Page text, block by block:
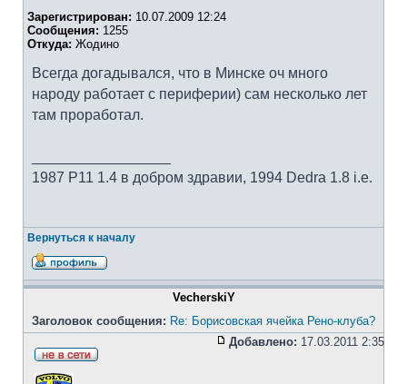
Зарегистрирован: 10.07.2009 12:24
Сообщения: 1255
Откуда: Жодино
Всегда догадывался, что в Минске оч много
народу работает с периферии) сам несколько лет
там проработал.
1987 Р11 1.4 в добром здравии, 1994 Dedra 1.8 i.e.
Вернуться к началу
VecherskiY
Заголовок сообщения: Re: Борисовская ячейка Рено-клуба?
Добавлено: 17.03.2011 2:35